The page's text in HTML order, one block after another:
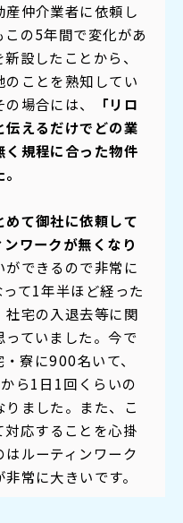
仲介業者に依頼し
の5年間で変化があ
設したことから、
ことを熟知してい
場合には、
「リロ
えるだけでどの業
規程に合った物件
て御社に依頼して
ワークが無くなり
できるので非常に
て1年半ほど経った
宅の入退去等に関
ていました。今で
寮に900名いて、
ら1日1回くらいの
ました。また、こ
対応することを心掛
ルーティンワーク
常に大きいです。